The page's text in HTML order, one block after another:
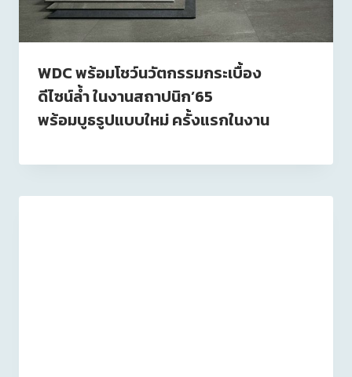
WDC พร้อมโชว์นวัตกรรมกระเบื้อง
ดีไซน์ล้ำ ในงานสถาปนิก’65
พร้อมบูธรูปแบบใหม่ ครั้งแรกในงาน